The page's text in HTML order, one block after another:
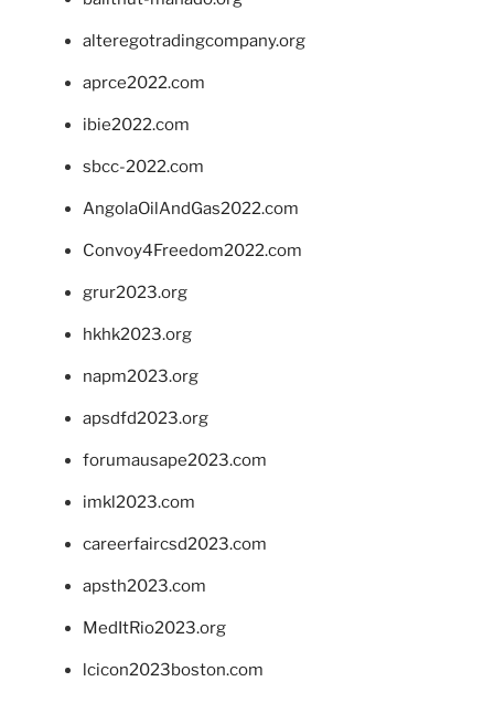
alteregotradingcompany.org
aprce2022.com
ibie2022.com
sbcc-2022.com
AngolaOilAndGas2022.com
Convoy4Freedom2022.com
grur2023.org
hkhk2023.org
napm2023.org
apsdfd2023.org
forumausape2023.com
imkl2023.com
careerfaircsd2023.com
apsth2023.com
MedItRio2023.org
lcicon2023boston.com